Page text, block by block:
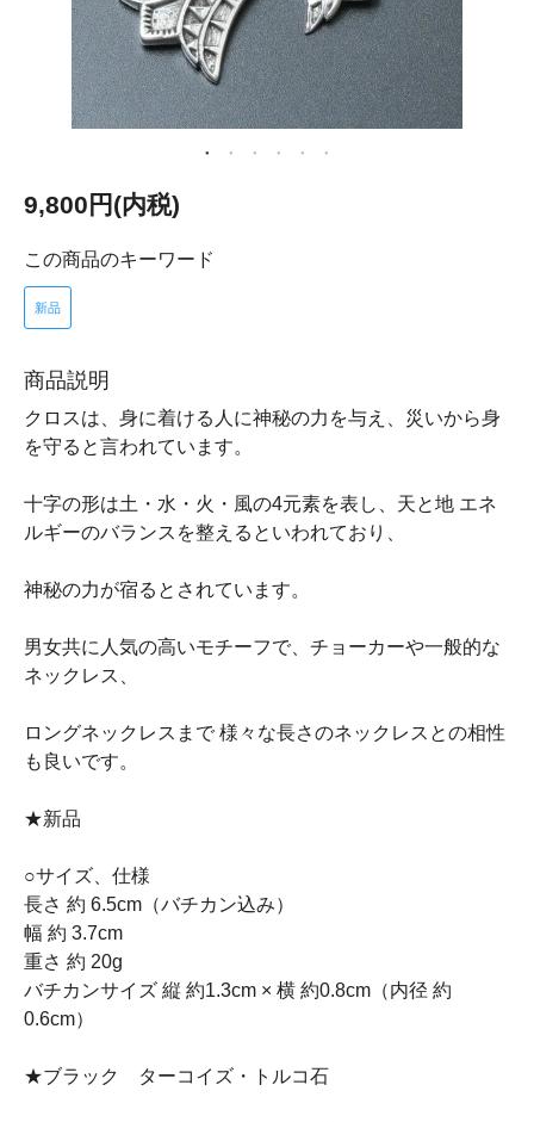
9,800円(内税)
この商品のキーワード
新品
商品説明
クロスは、身に着ける人に神秘の力を与え、災いから身
を守ると言われています。
十字の形は土・水・火・風の4元素を表し、天と地 エネ
ルギーのバランスを整えるといわれており、
神秘の力が宿るとされています。
男女共に人気の高いモチーフで、チョーカーや一般的な
ネックレス、
ロングネックレスまで 様々な長さのネックレスとの相性
も良いです。
★新品
○サイズ、仕様
長さ 約 6.5cm（バチカン込み）
幅 約 3.7cm
重さ 約 20g
バチカンサイズ 縦 約1.3cm × 横 約0.8cm（内径 約
0.6cm）
★ブラック ターコイズ・トルコ石